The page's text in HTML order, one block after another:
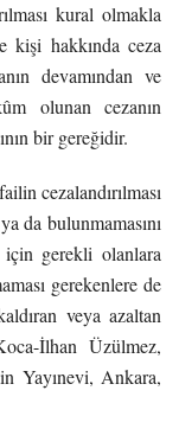
kural olmakla
kişi hakkında ceza
devamından ve
olunan cezanın
bir gereğidir.
cezalandırılması
da bulunmamasını
için gerekli olanlara
gerekenlere de
veya azaltan
İlhan Üzülmez,
Yayınevi, Ankara,